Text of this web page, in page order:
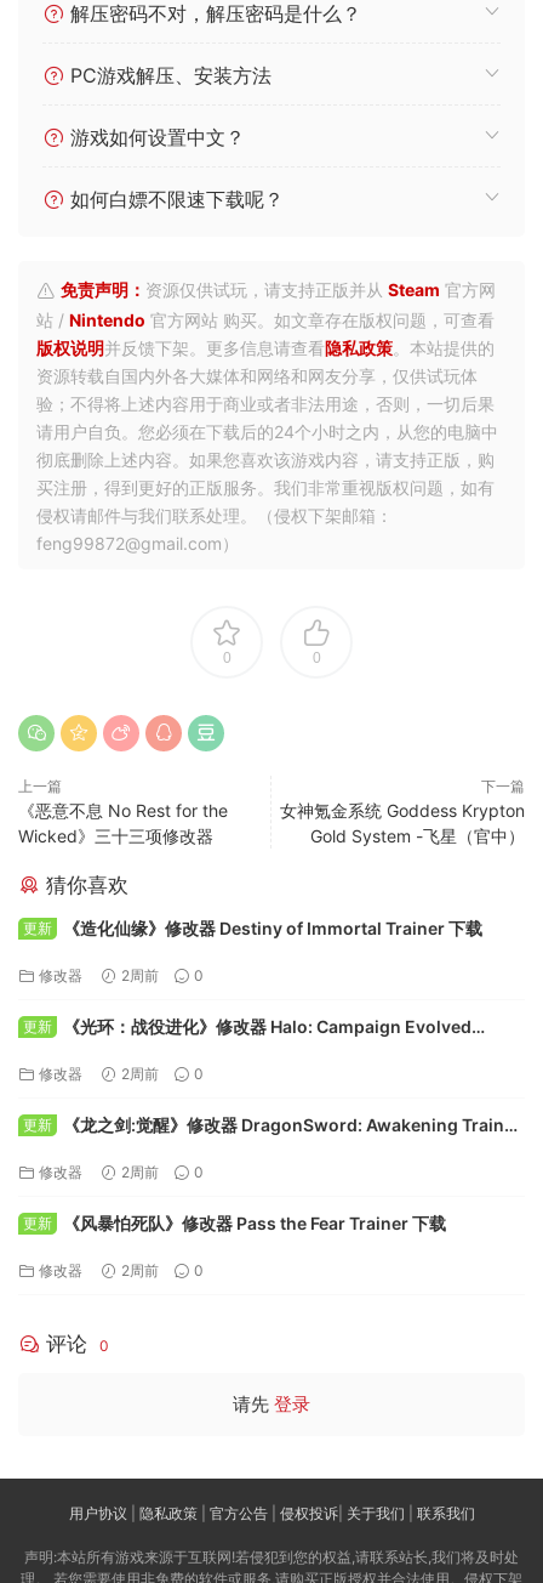
解压密码不对，解压密码是什么？
PC游戏解压、安装方法
游戏如何设置中文？
如何白嫖不限速下载呢？
免责声明： 资源仅供试玩，请支持正版并从 Steam 官方网
站 / Nintendo 官方网站 购买。如文章存在版权问题，可查看
版权说明并反馈下架。更多信息请查看隐私政策。本站提供的
资源转载自国内外各大媒体和网络和网友分享，仅供试玩体
验；不得将上述内容用于商业或者非法用途，否则，一切后果
请用户自负。您必须在下载后的24个小时之内，从您的电脑中
彻底删除上述内容。如果您喜欢该游戏内容，请支持正版，购
买注册，得到更好的正版服务。我们非常重视版权问题，如有
侵权请邮件与我们联系处理。（侵权下架邮箱：
feng99872@gmail.com）
0 0
上一篇
《恶意不息 No Rest for the
Wicked》三十三项修改器
下一篇
女神氪金系统 Goddess Krypton
Gold System -飞星（官中）
猜你喜欢
更新 《造化仙缘》修改器 Destiny of Immortal Trainer 下载
修改器 2周前 0
更新
《光环：战役进化》修改器 Halo: Campaign Evolved
修改器 2周前 0
更新
《龙之剑:觉醒》修改器 DragonSword: Awakening Trainer
修改器 2周前 0
更新 《风暴怕死队》修改器 Pass the Fear Trainer 下载
修改器 2周前 0
评论 0
请先 登录
用户协议 隐私政策| 官方公告| 侵权投诉| 关于我们 联系我们
声明:本站所有游戏来源于互联网!若侵犯到您的权益,请联系站长,我们将及时处
理。 若您需要使用非免费的软件或服务,请购买正版授权并合法使用。侵权下架